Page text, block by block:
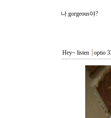
나 gorgeous야
Hey~ listen optio